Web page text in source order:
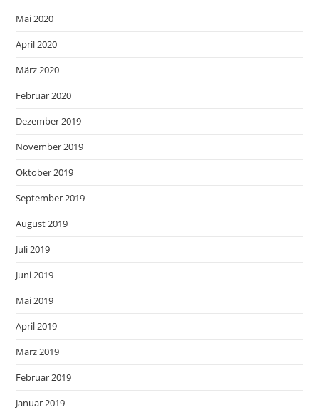
Mai 2020
April 2020
März 2020
Februar 2020
Dezember 2019
November 2019
Oktober 2019
September 2019
August 2019
Juli 2019
Juni 2019
Mai 2019
April 2019
März 2019
Februar 2019
Januar 2019